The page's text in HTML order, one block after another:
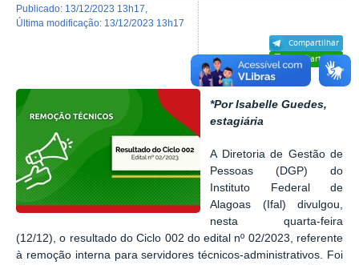
Compartilhar
Compartilhar
publicado: 13/12/2023 13h17
última modificação: 13/12/2023 13h17
*Por Isabelle Guedes,
estagiária
A Diretoria de Gestão de
Pessoas (DGP) do
Instituto Federal de
Alagoas (Ifal) divulgou,
nesta quarta-feira
(12/12), o resultado do Ciclo 002 do edital nº 02/2023, referente
à remoção interna para servidores técnicos-administrativos. Foi